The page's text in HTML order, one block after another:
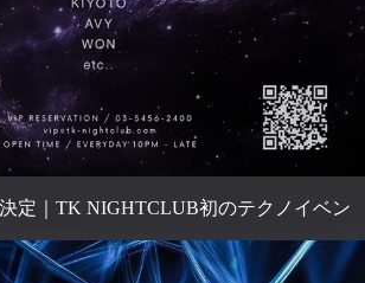
定｜TK NIGHTCLUB初のテクノイベン